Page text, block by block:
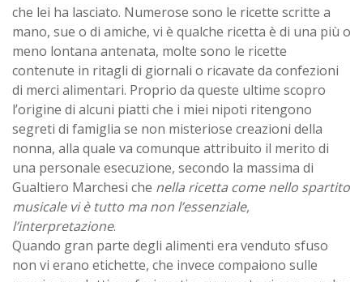
che lei ha lasciato. Numerose sono le ricette scritte a
mano, sue o di amiche, vi è qualche ricetta è di una più o
meno lontana antenata, molte sono le ricette
contenute in ritagli di giornali o ricavate da confezioni
di merci alimentari. Proprio da queste ultime scopro
l’origine di alcuni piatti che i miei nipoti ritengono
segreti di famiglia se non misteriose creazioni della
nonna, alla quale va comunque attribuito il merito di
una personale esecuzione, secondo la massima di
Gualtiero Marchesi che nella ricetta come nello spartito
musicale vi è tutto ma non l’essenziale,
l’interpretazione.
Quando gran parte degli alimenti era venduto sfuso
non vi erano etichette, che invece compaiono sulle